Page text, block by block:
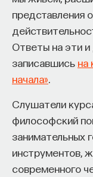
Ответы на эти
записавшись на
начала».
Слушатели
философский
занимательных
инструментов,
современного